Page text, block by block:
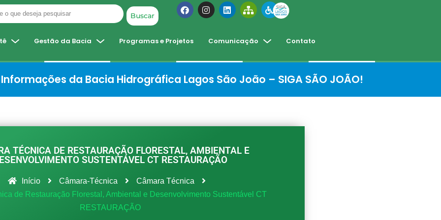
Buscar
Gestão da Bacia Programas e Projetos Comunicação Contato
da Bacia Hidrográfica Lagos São João – SIGA SÃO JOÃO!
TÉCNICA DE RESTAURAÇÃO FLORESTAL, AMBIENTAL E
SUSTENTÁVEL CT RESTAURAÇÃO
Início Câmara-Técnica
Câmara Técnica
de Restauração Florestal, Ambiental e Desenvolvimento Sustentável CT
RESTAURAÇÃO